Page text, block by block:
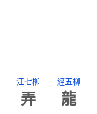
江七柳
弄
經五柳
龍